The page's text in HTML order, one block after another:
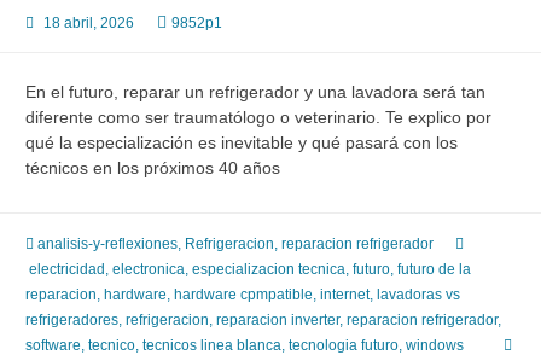
18 abril, 2026 9852p1
En el futuro, reparar un refrigerador y una lavadora será tan
diferente como ser traumatólogo o veterinario. Te explico por
qué la especialización es inevitable y qué pasará con los
técnicos en los próximos 40 años
analisis-y-reflexiones, Refrigeracion, reparacion refrigerador
electricidad , electronica, especializacion tecnica, futuro, futuro de la
reparacion, hardware, hardware cpmpatible, internet, lavadoras vs
refrigeradores, refrigeracion, reparacion inverter, reparacion refrigerador,
software, tecnico, tecnicos linea blanca, tecnologia futuro, windows